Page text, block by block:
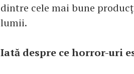
dintre cele mai bune
lumii.
Iată despre ce horror-uri